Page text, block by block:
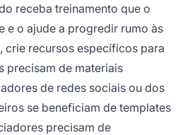
receba treinamento que o
e o ajude a progredir rumo às
crie recursos específicos para
de materiais
de redes sociais ou dos
se beneficiam de templates
precisam de